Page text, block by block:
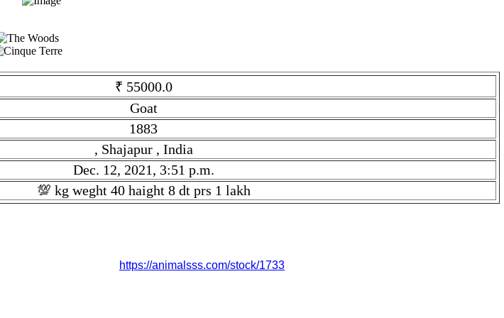
₹ 55000.0
Goat
1883
, Shajapur , India
Dec. 12, 2021, 3:51 p.m.
💯 kg weght 40 haight 8 dt prs 1 lakh
https://animalsss.com/stock/1733